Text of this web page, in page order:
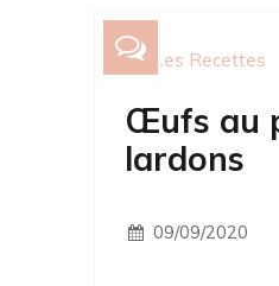
Les Recettes
Œufs au
lardons
09/09/2020